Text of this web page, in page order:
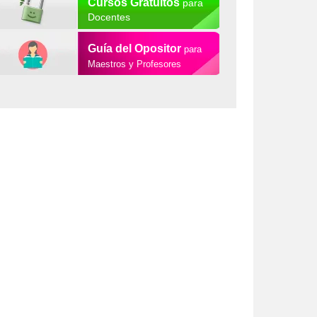
para
Docentes
Guía del Opositor para
Maestros y Profesores